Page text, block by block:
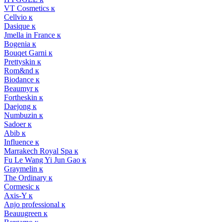
VT Cosmetics к
Cellvio к
Dasique к
Jmella in France к
Bogenia к
Bouqet Garni к
Prettyskin к
Rom&nd к
Biodance к
Beaumyr к
Fortheskin к
Daejong к
Numbuzin к
Sadoer к
Abib к
Influence к
Marrakech Royal Spa к
Fu Le Wang Yi Jun Gao к
Graymelin к
The Ordinary к
Cormesic к
Axis-Y к
Anjo professional к
Beauugreen к